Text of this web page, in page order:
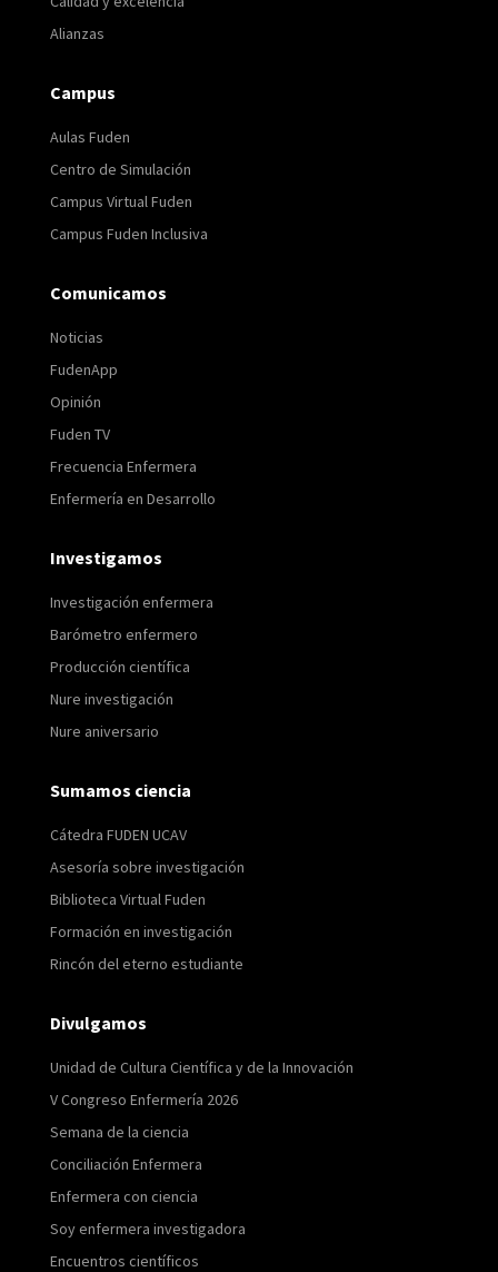
Alianzas
Campus
Aulas Fuden
Centro de Simulación
Campus Virtual Fuden
Campus Fuden Inclusiva
Comunicamos
Noticias
FudenApp
Opinión
Fuden TV
Frecuencia Enfermera
Enfermería en Desarrollo
Investigamos
Investigación enfermera
Barómetro enfermero
Producción científica
Nure investigación
Nure aniversario
Sumamos ciencia
Cátedra FUDEN UCAV
Asesoría sobre investigación
Biblioteca Virtual Fuden
Formación en investigación
Rincón del eterno estudiante
Divulgamos
Unidad de Cultura Científica y de la Innovación
V Congreso Enfermería 2026
Semana de la ciencia
Conciliación Enfermera
Enfermera con ciencia
Soy enfermera investigadora
Encuentros científicos